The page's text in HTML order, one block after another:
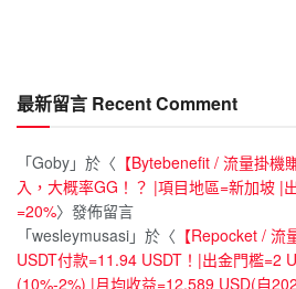
最新留言 Recent Comment
「Goby」於〈 【Bytebenefit / 流量掛
入，大概率GG！？ |項目地區=新加坡 |
=20%〉發佈留言
「wesleymusasi」於〈 【Repocket /
USDT付款=11.94 USDT！|出金門檻=2
(10%-2%) |月均收益=12.589 USD(自